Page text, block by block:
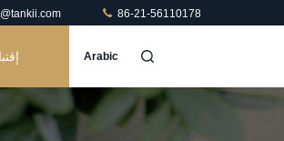
86-21-56110178
Arabic